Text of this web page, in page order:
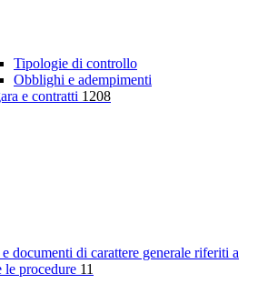
Tipologie di controllo
Obblighi e adempimenti
e contratti 1208
documenti di carattere generale riferiti a
le procedure 11